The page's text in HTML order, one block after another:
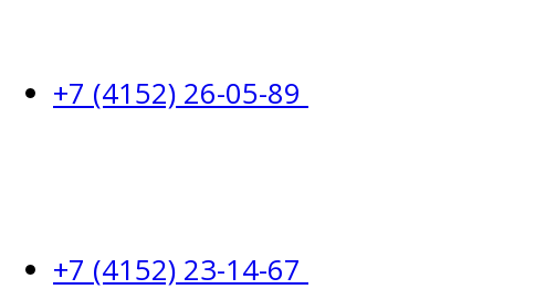
+7 (4152) 26-05-89
+7 (4152) 23-14-67